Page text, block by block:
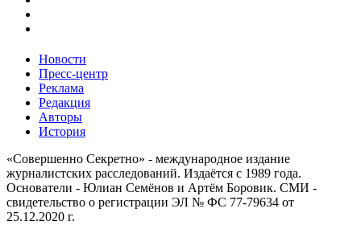
Новости
Пресс-центр
Реклама
Редакция
Авторы
История
«Совершенно Секретно» - международное издание
журналистских расследований. Издаётся с 1989 года.
Основатели - Юлиан Семёнов и Артём Боровик. CМИ -
свидетельство о регистрации ЭЛ № ФС 77-79634 от
25.12.2020 г.